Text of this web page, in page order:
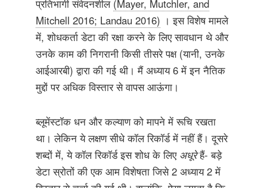
प्रतिभागी संवेदनशील (Mayer, Mutchler, and
Mitchell 2016; Landau 2016) । इस विशेष मामले
में, शोधकर्ता डेटा की रक्षा करने के लिए सावधान थे और
उनके काम की निगरानी किसी तीसरे पक्ष (यानी, उनके
आईआरबी) द्वारा की गई थी। मैं अध्याय 6 में इन नैतिक
मुद्दों पर अधिक विस्तार से वापस आऊंगा।
ब्लूमेंस्टॉक धन और कल्याण को मापने में रूचि रखता
था। लेकिन ये लक्षण सीधे कॉल रिकॉर्ड में नहीं हैं। दूसरे
शब्दों में, ये कॉल रिकॉर्ड इस शोध के लिए अधूरेहैं- बड़े
डेटा स्रोतों की एक आम विशेषता जिसे 2 अध्याय 2 में